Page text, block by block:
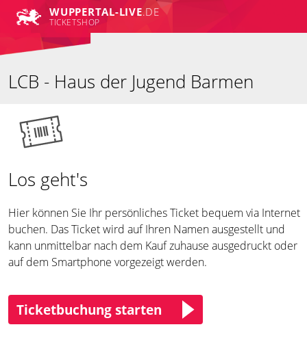
WUPPERTAL-LIVE.DE
TICKETSHOP
LCB - Haus der Jugend Barmen
Los geht's
Hier können Sie Ihr persönliches Ticket bequem via Internet
buchen. Das Ticket wird auf Ihren Namen ausgestellt und
kann unmittelbar nach dem Kauf zuhause ausgedruckt oder
auf dem Smartphone vorgezeigt werden.
Ticketbuchung starten